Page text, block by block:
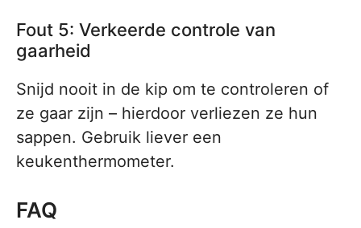
Fout 5: Verkeerde controle van
gaarheid
Snijd nooit in de kip om te controleren of
ze gaar zijn – hierdoor verliezen ze hun
sappen. Gebruik liever een
keukenthermometer.
FAQ